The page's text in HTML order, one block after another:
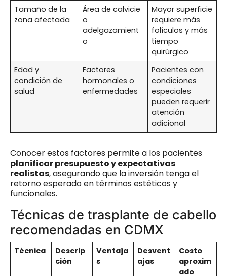
Tamaño de la
zona afectada
Área de calvicie
o
adelgazamient
o
Mayor superficie
requiere más
folículos y más
tiempo
quirúrgico
Edad y
condición de
salud
Factores
hormonales o
enfermedades
Pacientes con
condiciones
especiales
pueden requerir
atención
adicional
Conocer estos factores permite a los pacientes
planificar presupuesto y expectativas
realistas, asegurando que la inversión tenga el
retorno esperado en términos estéticos y
funcionales.
Técnicas de trasplante de cabello
recomendadas en CDMX
Técnica
Descrip
ción
Ventaja
s
Desvent
ajas
Costo
aproxim
ado